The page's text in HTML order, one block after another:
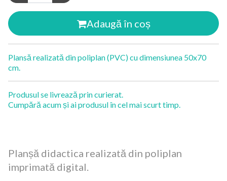
Adaugă în coș
Plansă realizată din poliplan (PVC) cu dimensiunea 50x70
cm.
Produsul se livrează prin curierat.
Cumpără acum și ai produsul în cel mai scurt timp.
Planșă didactica realizată din poliplan
imprimată digital.